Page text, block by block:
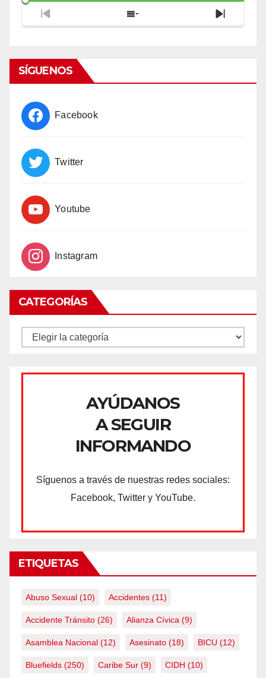
Previous
Episode
Show
Episodes
Next
Episode
SÍGUENOS
Facebook
Twitter
Youtube
Instagram
CATEGORÍAS
CATEGORÍAS
AYÚDANOS
A SEGUIR
INFORMANDO
Síguenos a través de nuestras redes sociales:
Facebook, Twitter y YouTube.
ETIQUETAS
Abuso Sexual (10) Accidentes (11)
Accidente Tránsito (26) Alianza Cívica (9)
Asamblea Nacional (12) Asesinato (18) BICU (12)
Bluefields (250) Caribe Sur (9) CIDH (10)